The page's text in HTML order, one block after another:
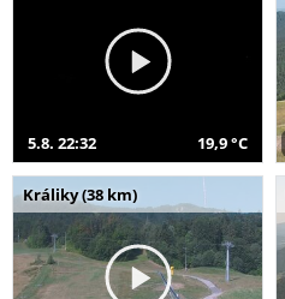
5.8. 22:32 19,9 °C
Králiky (38 km)